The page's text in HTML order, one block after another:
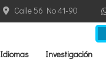
Calle 56 No 41-90
Idiomas Investigación